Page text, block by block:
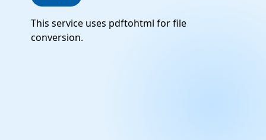
This service uses pdftohtml for file
conversion.